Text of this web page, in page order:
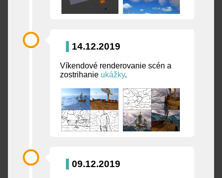
14.12.2019
Víkendové renderovanie scén a
zostrihanie ukážky.
09.12.2019